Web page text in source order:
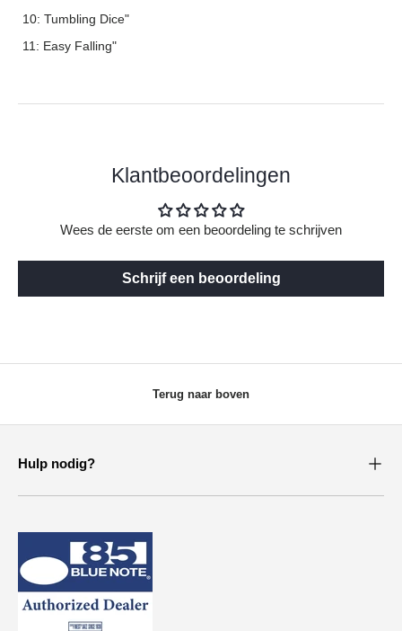
10: Tumbling Dice"
11: Easy Falling"
Klantbeoordelingen
Wees de eerste om een beoordeling te schrijven
Schrijf een beoordeling
Terug naar boven
Hulp nodig?